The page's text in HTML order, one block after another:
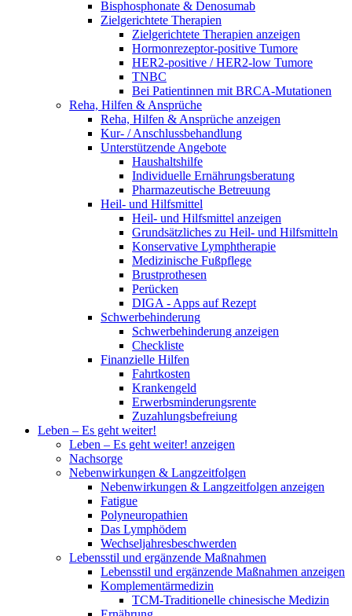
Bisphosphonate & Denosumab
Zielgerichtete Therapien
Zielgerichtete Therapien anzeigen
Hormonrezeptor-positive Tumore
HER2-positive / HER2-low Tumore
TNBC
Bei Patientinnen mit BRCA-Mutationen
Reha, Hilfen & Ansprüche
Reha, Hilfen & Ansprüche anzeigen
Kur- / Anschlussbehandlung
Unterstützende Angebote
Haushaltshilfe
Individuelle Ernährungsberatung
Pharmazeutische Betreuung
Heil- und Hilfsmittel
Heil- und Hilfsmittel anzeigen
Grundsätzliches zu Heil- und Hilfsmitteln
Konservative Lymphtherapie
Medizinische Fußpflege
Brustprothesen
Perücken
DIGA - Apps auf Rezept
Schwerbehinderung
Schwerbehinderung anzeigen
Checkliste
Finanzielle Hilfen
Fahrtkosten
Krankengeld
Erwerbsminderungsrente
Zuzahlungsbefreiung
Leben – Es geht weiter!
Leben – Es geht weiter! anzeigen
Nachsorge
Nebenwirkungen & Langzeitfolgen
Nebenwirkungen & Langzeitfolgen anzeigen
Fatigue
Polyneuropathien
Das Lymphödem
Wechseljahresbeschwerden
Lebensstil und ergänzende Maßnahmen
Lebensstil und ergänzende Maßnahmen anzeigen
Komplementärmedizin
TCM-Traditionelle chinesische Medizin